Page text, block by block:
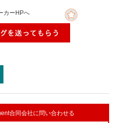
カーHPへ
合同会社に問い合わせる